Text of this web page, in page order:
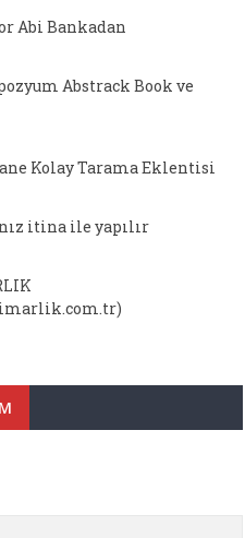
Abi Bankadan
Abstrack Book ve
Kolay Tarama Eklentisi
itina ile yapılır